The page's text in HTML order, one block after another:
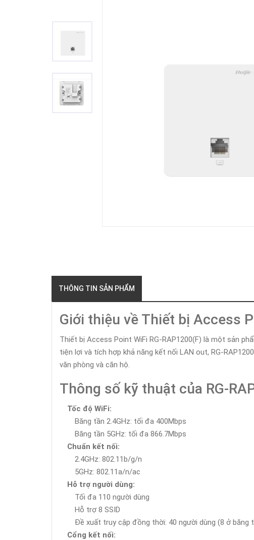
THÔNG TIN SẢN PHẨM
Giới thiệu về Thiết bị Access
Thiết bị Access Point WiFi RG-RAP1200(F) là một sản
tiện lợi và tích hợp khả năng kết nối LAN out, RG-
văn phòng và căn hộ.
Thông số kỹ thuật của RG-
Tốc độ WiFi:
Băng tần 2.4GHz: tối đa 400Mbps
Băng tần 5GHz: tối đa 866.7Mbps
Chuẩn kết nối:
2.4GHz: 802.11b/g/n
5GHz: 802.11a/n/ac
Hỗ trợ người dùng:
Tối đa 110 người dùng
Hỗ trợ 8 SSID
Đề xuất truy cập đồng thời: 40 người dùng (8 ở băng
Cổng kết nối: